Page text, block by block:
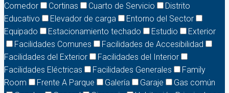
Comedor
Cortinas Cuarto de Servicio
Distrito
Educativo
Elevador de carga
Entorno del Sector
Equipado
Estacionamiento techado Estudio
Exterior
Facilidades Comunes
Facilidades de Accesibilidad
Facilidades del Exterior
Facilidades del Interior
Facilidades Eléctricas
Facilidades Generales
Family
Room
Frente A Parque Galería Garaje
Gas común